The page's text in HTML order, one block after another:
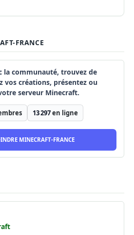
FRANCE
la communauté, trouvez de
vos créations, présentez ou
serveur Minecraft.
13 297en ligne
MINECRAFT-FRANCE